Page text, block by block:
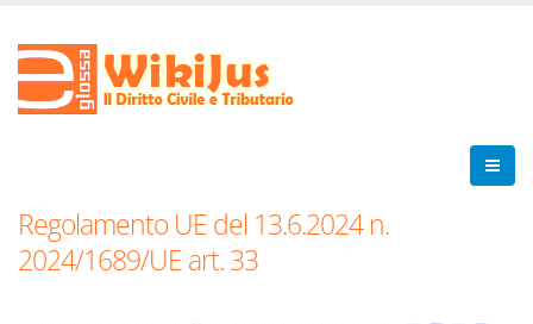
Regolamento UE del 13.6.2024 n.
2024/1689/UE art. 33